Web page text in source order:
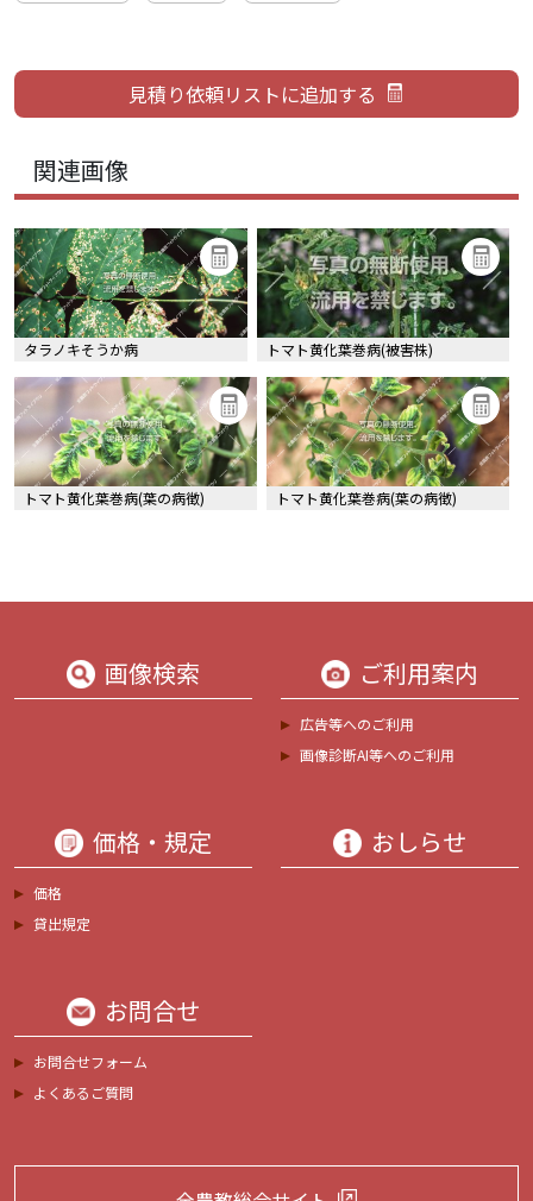
関連画像
タラノキそうか病 トマト黄化葉巻病(被害株)
トマト黄化葉巻病(葉の病徴) トマト黄化葉巻病(葉の病徴)
画像検索 ご利用案内
広告等へのご利用
画像診断AI等へのご利用
価格・規定
価格
貸出規定
おしらせ
お問合せ
お問合せフォーム
よくあるご質問